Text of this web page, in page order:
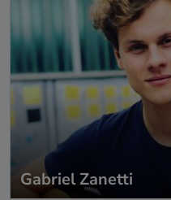
Gabriel Zanetti